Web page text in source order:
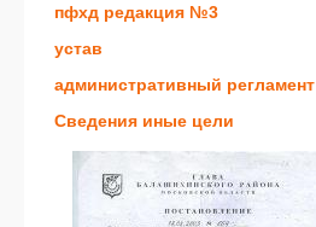
пфхд редакция №3
устав
административный регламент
Сведения иные цели